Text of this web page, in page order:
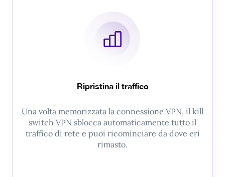
Ripristina il traffico
Una volta memorizzata la connessione VPN, il kill
switch VPN sblocca automaticamente tutto il
traffico di rete e puoi ricominciare da dove eri
rimasto.